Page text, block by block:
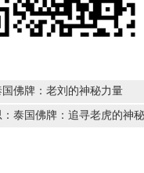
佛牌：老刘的神秘力量
泰国佛牌：追寻老虎的神